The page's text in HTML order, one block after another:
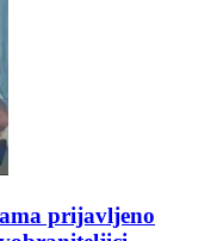
prijavljeno